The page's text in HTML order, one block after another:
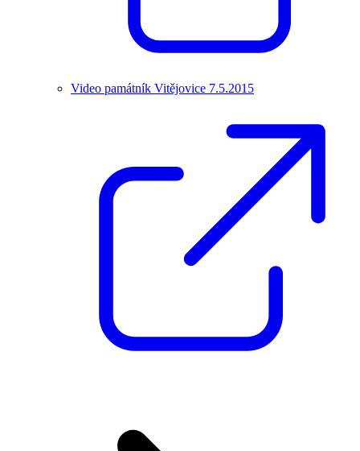
Video památník Vitějovice 7.5.2015